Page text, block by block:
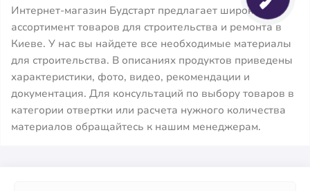
Интернет-магазин Будстарт предлагает широкий
ассортимент товаров для строительства и ремонта в
Киеве. У нас вы найдете все необходимые материалы
для строительства. В описаниях продуктов приведены
характеристики, фото, видео, рекомендации и
документация. Для консультаций по выбору товаров в
категории отвертки или расчета нужного количества
материалов обращайтесь к нашим менеджерам.